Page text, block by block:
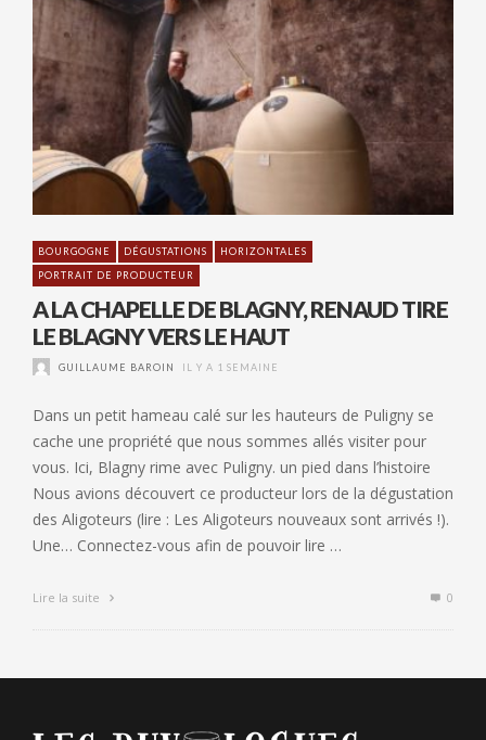
BOURGOGNE DÉGUSTATIONS
HORIZONTALES
PORTRAIT DE PRODUCTEUR
A LA CHAPELLE DE BLAGNY, RENAUD TIRE
LE BLAGNY VERS LE HAUT
GUILLAUME BAROIN IL Y A 1 SEMAINE
Dans un petit hameau calé sur les hauteurs de Puligny se
cache une propriété que nous sommes allés visiter pour
vous. Ici, Blagny rime avec Puligny. un pied dans l’histoire
Nous avions découvert ce producteur lors de la dégustation
des Aligoteurs (lire : Les Aligoteurs nouveaux sont arrivés !).
Une… Connectez-vous afin de pouvoir lire …
Lire la suite 0